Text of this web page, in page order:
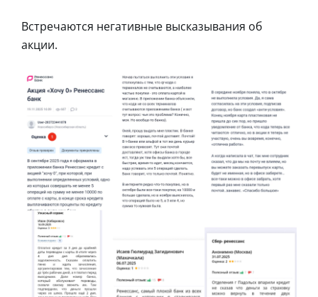
Встречаются негативные высказывания об
акции.